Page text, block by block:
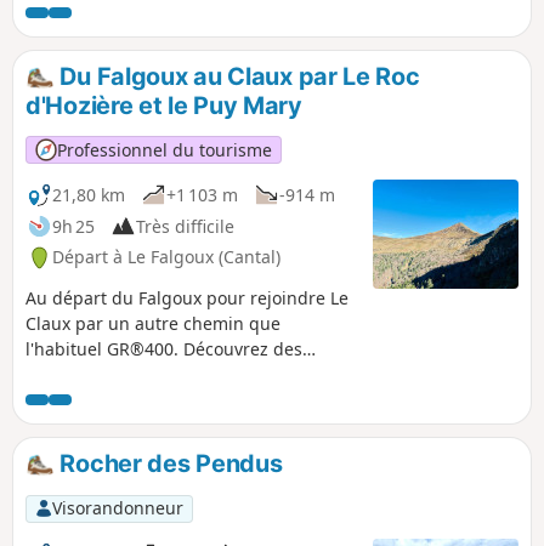
altitudes, un dénivelé conséquent et
une distance également adaptée pour
le trail si faite sur une journée.
Du Falgoux au Claux par Le Roc
d'Hozière et le Puy Mary
Professionnel du tourisme
21,80 km
+1 103 m
-914 m
9h 25
Très difficile
Départ à Le Falgoux (Cantal)
Au départ du Falgoux pour rejoindre Le
Claux par un autre chemin que
l'habituel GR®400. Découvrez des
randonnée fait partie d'une boucle
complète de 35 km à faire (comptez 6 à
8h en trail), et 2 jours avec une nuit au
Claux et/ou au Falgoux pour les
randonneurs.
Rocher des Pendus
Visorandonneur